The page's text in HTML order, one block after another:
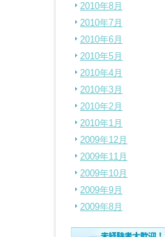
2010年8月
2010年7月
2010年6月
2010年5月
2010年4月
2010年3月
2010年2月
2010年1月
2009年12月
2009年11月
2009年10月
2009年9月
2009年8月